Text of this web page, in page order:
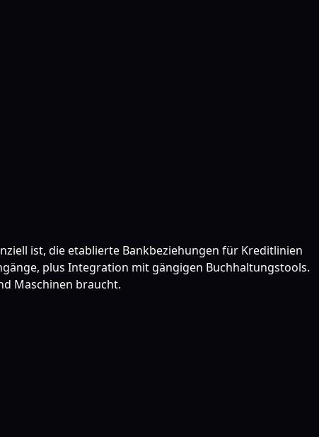
ist, die etablierte Bankbeziehungen für Kreditlinien
plus Integration mit gängigen Buchhaltungstools.
Maschinen braucht.